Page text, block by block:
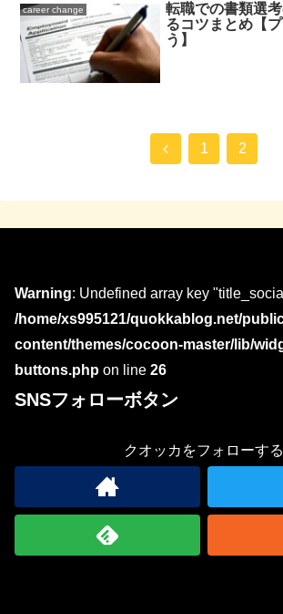
career change
転職での書類選
るコツまとめ【
う】
1 2
Warning: Undefined array key
/home/xs995121/quokkablog.net/
content/themes/cocoon-master/lib/
buttons.php on line 26
SNSフォローボタン
クオッカをフォローする